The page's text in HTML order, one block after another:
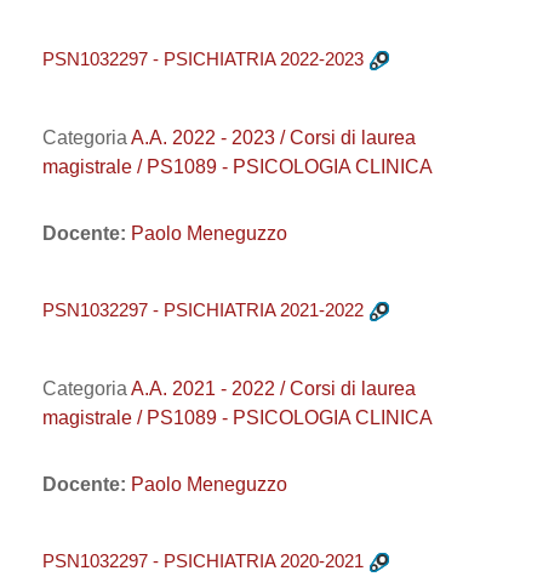
PSN1032297 - PSICHIATRIA 2022-2023
Categoria A.A. 2022 - 2023 / Corsi di laurea
magistrale / PS1089 - PSICOLOGIA CLINICA
Docente: Paolo Meneguzzo
PSN1032297 - PSICHIATRIA 2021-2022
Categoria A.A. 2021 - 2022 / Corsi di laurea
magistrale / PS1089 - PSICOLOGIA CLINICA
Docente: Paolo Meneguzzo
PSN1032297 - PSICHIATRIA 2020-2021